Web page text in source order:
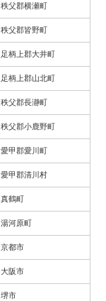
秩父郡横瀬町
秩父郡皆野町
足柄上郡大井町
足柄上郡山北町
秩父郡長瀞町
秩父郡小鹿野町
愛甲郡愛川町
愛甲郡清川村
真鶴町
湯河原町
京都市
大阪市
堺市